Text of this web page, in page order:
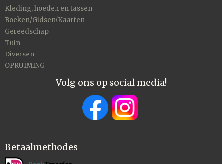
Kleding, hoeden en tassen
Boeken/Gidsen/Kaarten
Gereedschap
Tuin
Diversen
OPRUIMING
Volg ons op social media!
Betaalmethodes